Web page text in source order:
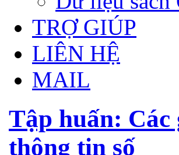
TRỢ GIÚP
LIÊN HỆ
MAIL
Tập huấn: Các
thông tin số